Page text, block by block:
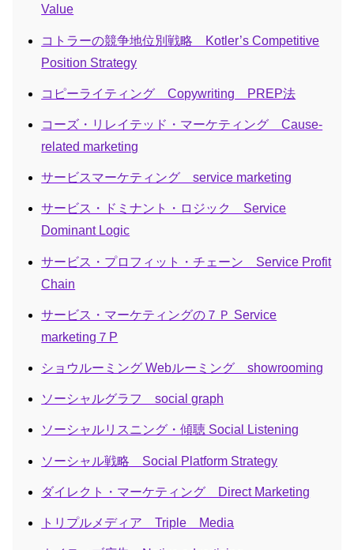
Value
コトラーの競争地位別戦略 Kotler’s Competitive
Position Strategy
コピーライティング Copywriting PREP法
コーズ・リレイテッド・マーケティング Cause-
related marketing
サービスマーケティング service marketing
サービス・ドミナント・ロジック Service
Dominant Logic
サービス・プロフィット・チェーン Service Profit
Chain
サービス・マーケティングの７Ｐ Service
marketing７P
ショウルーミング Webルーミング showrooming
ソーシャルグラフ social graph
ソーシャルリスニング・傾聴 Social Listening
ソーシャル戦略 Social Platform Strategy
ダイレクト・マーケティング Direct Marketing
トリプルメディア Triple Media